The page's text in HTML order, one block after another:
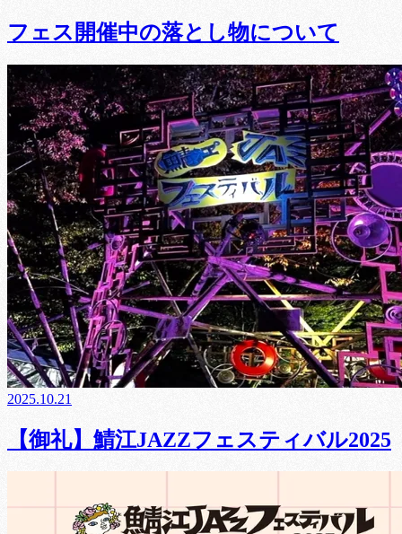
フェス開催中の落とし物について
2025.10.21
【御礼】鯖江JAZZフェスティバル2025